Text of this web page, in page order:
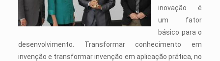
inovação é
um fator
básico para o
desenvolvimento. Transformar conhecimento em
invenção e transformar invenção em aplicação prática, no